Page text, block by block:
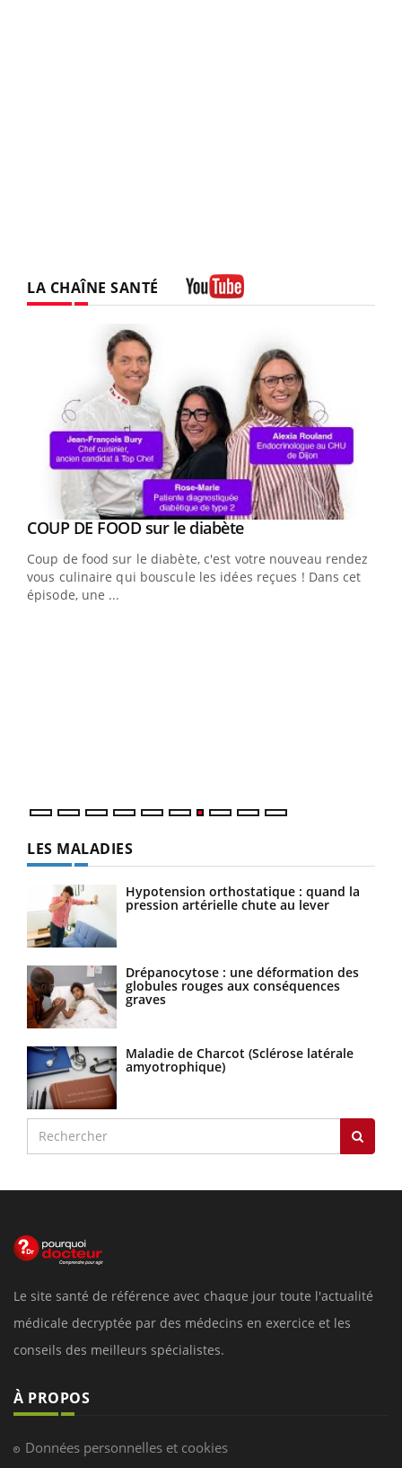
LA CHAÎNE SANTÉ
Youtube
COUP DE FOOD sur le diabèteYoutube
Coup de food sur le diabète, c'est votre nouveau rendez-
vous culinaire qui bouscule les idées reçues ! Dans cet
épisode, une ...
LES MALADIES
Hypotension orthostatique : quand la
pression artérielle chute au lever
Drépanocytose : une déformation des
globules rouges aux conséquences
graves
Maladie de Charcot (Sclérose latérale
amyotrophique)
Le site santé de référence avec chaque jour toute l'actualité
médicale decryptée par des médecins en exercice et les
conseils des meilleurs spécialistes.
À PROPOS
Données personnelles et cookies